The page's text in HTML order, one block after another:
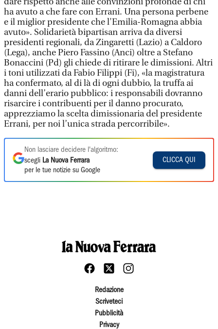
ha avuto a che fare con Errani. Una persona perbene
e il miglior presidente che l'Emilia-Romagna abbia
avuto». Solidarietà bipartisan arriva da diversi
presidenti regionali, da Zingaretti (Lazio) a Caldoro
(Lega), anche Piero Fassino (Anci) oltre a Stefano
Bonaccini (Pd) gli chiede di ritirare le dimissioni. Altri
i toni utilizzati da Fabio Filippi (Fi), «la magistratura
ha confermato, al di là di ogni dubbio, la truffa ai
danni dell’erario pubblico: i responsabili dovranno
risarcire i contribuenti per il danno procurato,
apprezziamo la scelta dimissionaria del presidente
Errani, per noi l’unica strada percorribile».
Non lasciare decidere l'algoritmo:
scegli La Nuova Ferrara
per le tue notizie su Google
CLICCA QUI
Redazione
Scriveteci
Pubblicità
Privacy